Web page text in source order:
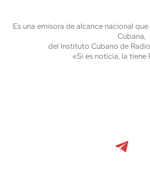
Es una emisora de alcance nacional
Cubana,
del Instituto Cubano de
«Si es noticia, la tiene